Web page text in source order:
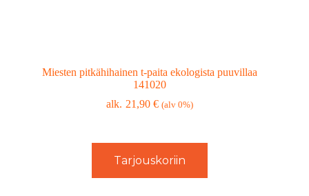
Miesten pitkähihainen t-paita ekologista puuvillaa
141020
21,90€ (alv 0%)
Tarjouskoriin